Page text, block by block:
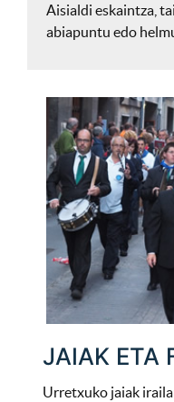
Aisialdi eskaintza,
abiapuntu edo
JAIAK ETA
Urretxuko jaiak